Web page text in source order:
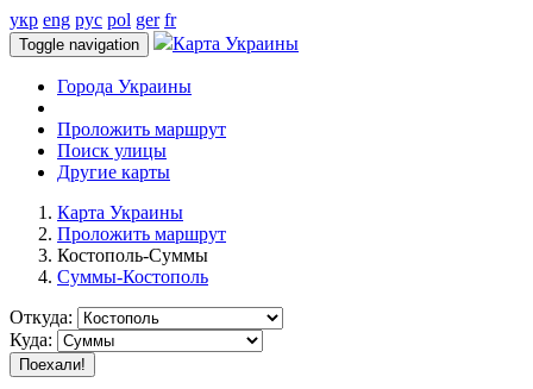
укр eng рус pol ger fr
Toggle navigation Карта Украины
Города Украины
Проложить маршрут
Поиск улицы
Другие карты
Карта Украины
Проложить маршрут
Костополь-Суммы
Суммы-Костополь
Откуда:
Куда:
Поехали!